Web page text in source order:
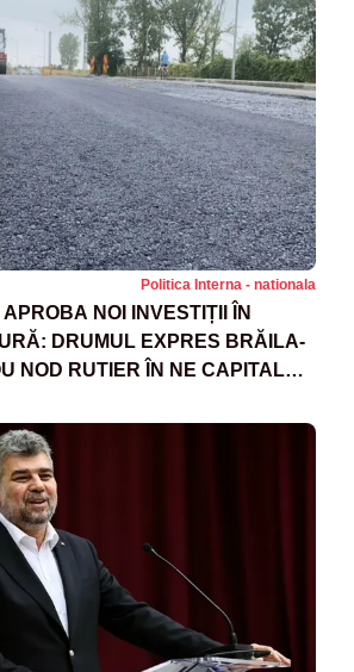
Politica Interna - nationala
NOI INVESTIȚII ÎN
DRUMUL EXPRES BRĂILA-
NOD RUTIER ÎN NE CAPITALEI